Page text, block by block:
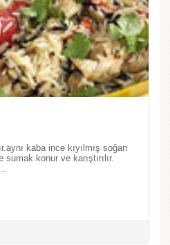
kaba ince kıyılmış soğan
konur ve karıştırılır.